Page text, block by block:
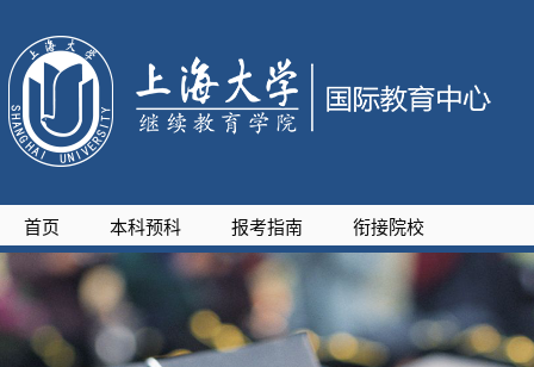
首页 本科预科 报考指南 衔接院校